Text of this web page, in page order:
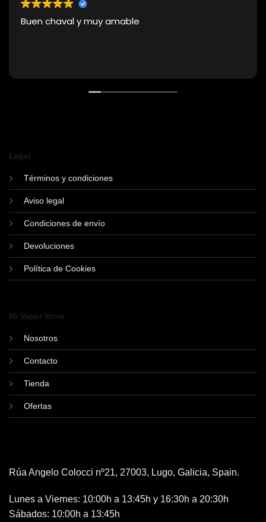
Buen chaval y muy amable
Legal
Términos y condiciones
Aviso legal
Condiciones de envío
Devoluciones
Política de Cookies
Mi Vaper Store
Nosotros
Contacto
Tienda
Ofertas
Rúa Angelo Colocci nº21, 27003, Lugo, Galicia, Spain.
Lunes a Viernes: 10:00h a 13:45h y 16:30h a 20:30h
Sábados: 10:00h a 13:45h